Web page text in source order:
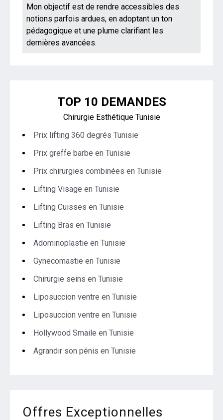
Mon objectif est de rendre accessibles des
notions parfois ardues, en adoptant un ton
pédagogique et une plume clarifiant les
dernières avancées.
TOP 10 DEMANDES
Chirurgie Esthétique Tunisie
Prix lifting 360 degrés Tunisie
Prix greffe barbe en Tunisie
Prix chirurgies combinées en Tunisie
Lifting Visage en Tunisie
Lifting Cuisses en Tunisie
Lifting Bras en Tunisie
Adominoplastie en Tunisie
Gynecomastie en Tunisie
Chirurgie seins en Tunisie
Liposuccion ventre en Tunisie
Liposuccion ventre en Tunisie
Hollywood Smaile en Tunisie
Agrandir son pénis en Tunisie
Offres Exceptionnelles